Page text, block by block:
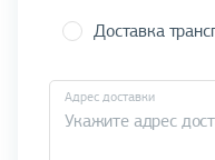
Доставка
Адрес доставки